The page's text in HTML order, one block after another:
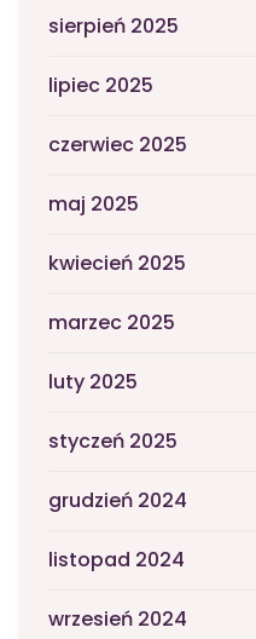
sierpień 2025
lipiec 2025
czerwiec 2025
maj 2025
kwiecień 2025
marzec 2025
luty 2025
styczeń 2025
grudzień 2024
listopad 2024
wrzesień 2024